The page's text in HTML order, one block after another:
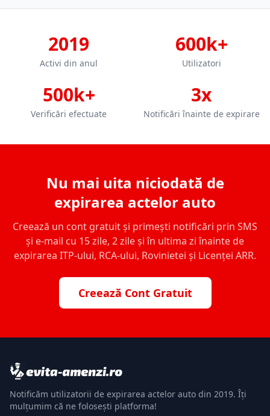
2019
Activi din anul
600k+
Utilizatori
500k+
Verificări efectuate
3x
Notificări înainte de expirare
Nu mai uita niciodată de
expirarea actelor auto
Creează un cont gratuit și primești notificări prin SMS
și e-mail cu 15 zile, 2 zile și în ultima zi înainte de
expirarea ITP-ului, RCA-ului, Rovinietei și Licenței ARR.
Creează Cont Gratuit
Notificăm utilizatorii de expirarea actelor auto din 2019. Îți
mulțumim că ne folosești platforma!